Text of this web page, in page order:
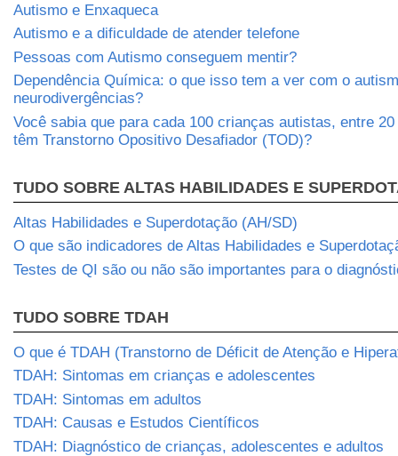
Autismo e Enxaqueca
Autismo e a dificuldade de atender telefone
Pessoas com Autismo conseguem mentir?
Dependência Química: o que isso tem a ver com o
neurodivergências?
Você sabia que para cada 100 crianças autistas, entre
têm Transtorno Opositivo Desafiador (TOD)?
TUDO SOBRE ALTAS HABILIDADES E
Altas Habilidades e Superdotação (AH/SD)
O que são indicadores de Altas Habilidades e
Testes de QI são ou não são importantes para o
TUDO SOBRE TDAH
O que é TDAH (Transtorno de Déficit de Atenção e
TDAH: Sintomas em crianças e adolescentes
TDAH: Sintomas em adultos
TDAH: Causas e Estudos Científicos
TDAH: Diagnóstico de crianças, adolescentes e adultos